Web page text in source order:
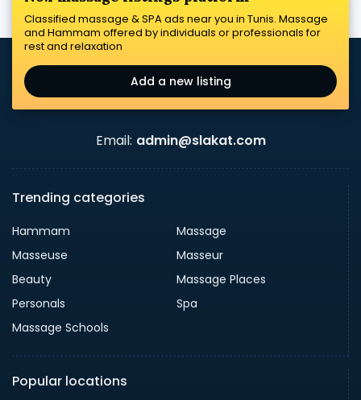
Classified massage & SPA ads near you in Tunis. Massage
and Hammam offered by individuals or professionals for
rest and relaxation
Add a new listing
Email: admin@slakat.com
Trending categories
Hammam
Massage
Masseuse
Masseur
Beauty
Massage Places
Personals
Spa
Massage Schools
Popular locations